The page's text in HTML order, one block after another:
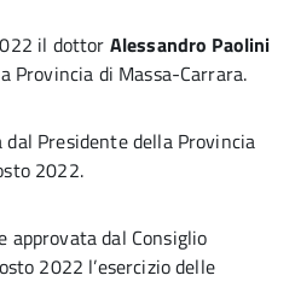
il dottor Alessandro Paolini
Provincia di Massa-Carrara.
Presidente della Provincia
2022.
approvata dal Consiglio
2022 l’esercizio delle